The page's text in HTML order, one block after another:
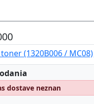
(1320B006 / MC08)
dostave neznan